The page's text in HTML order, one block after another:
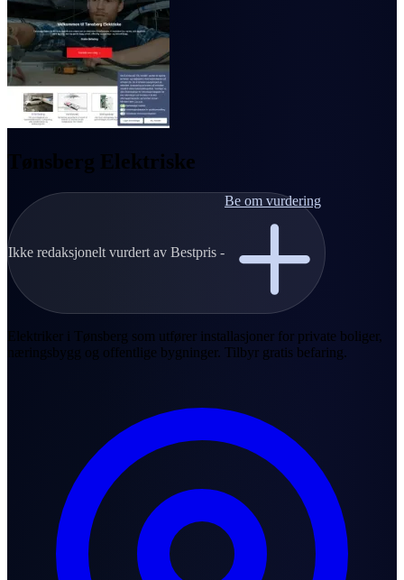
Tønsberg Elektriske
Ikke redaksjonelt vurdert av Bestpris -
Be om vurdering
Elektriker i Tønsberg som utfører installasjoner for private boliger,
næringsbygg og offentlige bygninger. Tilbyr gratis befaring.